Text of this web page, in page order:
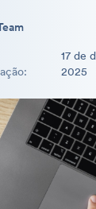
17 de
2025